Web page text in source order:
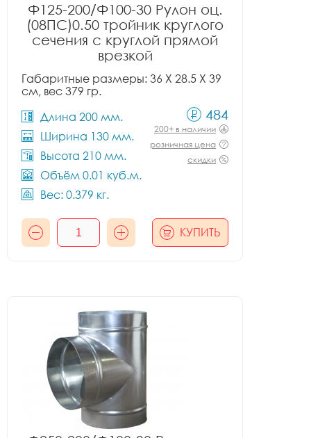
Ф125-200/Ф100-30 Рулон оц.
(08ПС)0.50 тройник круглого
сечения с круглой прямой
врезкой
Габаритные размеры: 36 X 28.5 X 39
см, вес 379 гр.
Длина 200 мм.
Ширина 130 мм.
Высота 210 мм.
Объём 0.01 куб.м.
Вес: 0.379 кг.
484
200+ в наличии
розничная цена
скидки
КУПИТЬ